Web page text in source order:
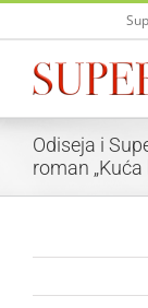
Skip
Odiseja i
roman „Kuća